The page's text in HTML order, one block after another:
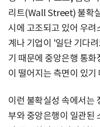
리트(Wall Street) 불확
시에 고조되고 있어 우려
계나 기업이 '일단 기다
기 때문에 중앙은행 통
이 떨어지는 측면이 있기
이런 불확실성 속에서는
부와 중앙은행이 일관된